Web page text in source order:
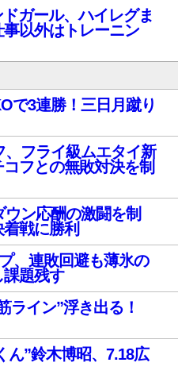
ガール、ハイレグま
以外はトレーニン
で3連勝！三日月蹴り
、フライ級ムエタイ新
フとの無敗対決を制
ウン応酬の激闘を制
戦に勝利
、連敗回避も薄氷の
課題残す
ライン”浮き出る！
ん”鈴木博昭、7.18広